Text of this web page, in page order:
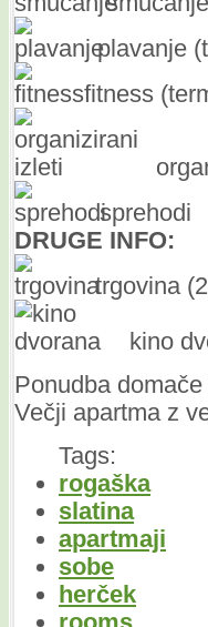
plavanje
fitness
sprehodi
DRUGE INFO:
trgovina
kino
Ponudba
Večji apartma z
Tags:
rogaška
slatina
apartmaji
sobe
herček